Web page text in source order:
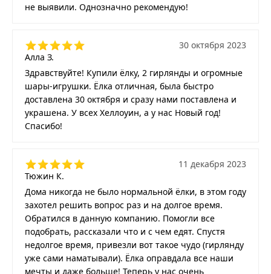
не выявили. Однозначно рекомендую!
Алла З.
30 октября 2023
Здравствуйте! Купили ёлку, 2 гирлянды и огромные
шары-игрушки. Ёлка отличная, была быстро
доставлена 30 октября и сразу нами поставлена и
украшена. У всех Хеллоуин, а у нас Новый год!
Спасибо!
Тюжин К.
11 декабря 2023
Дома никогда не было нормальной ёлки, в этом году
захотел решить вопрос раз и на долгое время.
Обратился в данную компанию. Помогли все
подобрать, рассказали что и с чем едят. Спустя
недолгое время, привезли вот такое чудо (гирлянду
уже сами наматывали). Ёлка оправдала все наши
мечты и даже больше! Теперь у нас очень